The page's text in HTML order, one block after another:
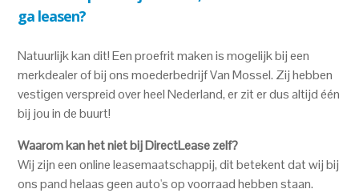
ga leasen?
Natuurlijk kan dit! Een proefrit maken is mogelijk bij een
merkdealer of bij ons moederbedrijf Van Mossel. Zij hebben
vestigen verspreid over heel Nederland, er zit er dus altijd één
bij jou in de buurt!
Waarom kan het niet bij DirectLease zelf?
Wij zijn een online leasemaatschappij, dit betekent dat wij bij
ons pand helaas geen auto's op voorraad hebben staan.